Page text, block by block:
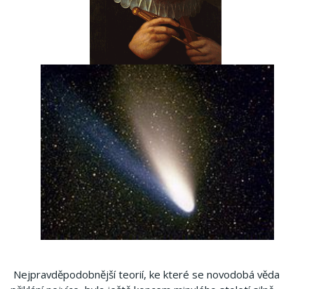
Nejpravděpodobnější teorií, ke které se novodobá věda